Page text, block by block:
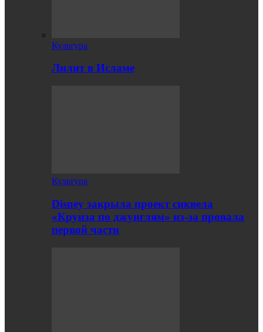
Культура
Лилит в Исламе
Культура
Disney закрыла проект сиквела
«Круиза по джунглям» из-за провала
первой части